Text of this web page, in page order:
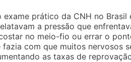
exame prático da CNH no
a pressão que
no meio-fio ou errar o
com que muitos nervosos
as taxas de